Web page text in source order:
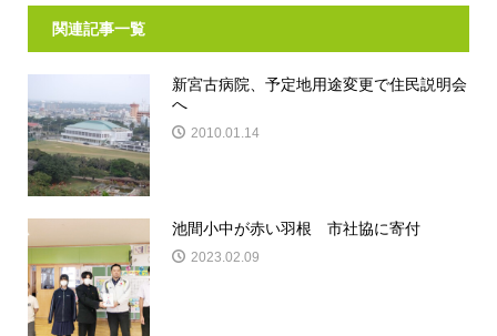
関連記事一覧
新宮古病院、予定地用途変更で住民説明会
へ
2010.01.14
池間小中が赤い羽根 市社協に寄付
2023.02.09